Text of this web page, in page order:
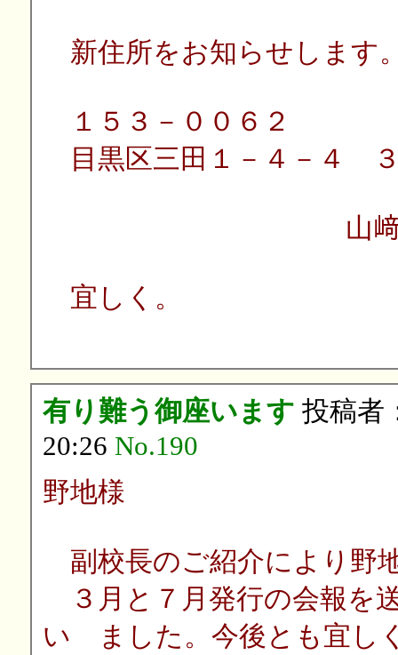
新住所をお知らせします
１５３－００６２
目黒区三田１－４－４
山﨑康
宜しく。
有り難う御座います 投稿者
20:26 No.190
野地様
副校長のご紹介により野
３月と７月発行の会報を
い ました。今後とも宜し